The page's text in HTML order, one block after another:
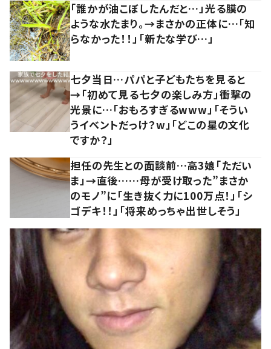
「誰かが油こぼしたんだと…」光る膜の
ような水たまり。→まさかの正体に…「知
らなかった！！」「新たな学び…」
七夕当日…パパと子どもたちを見ると
→「初めて見る七夕の楽しみ方」衝撃の
光景に…「おもろすぎるwww」「そうい
うイベントだっけ？w」「どこの星の文化
ですか？」
担任の先生との面談前…高3娘「ただい
ま」→直後……母が受け取った”まさか
のモノ”に「生き抜く力に100万点！」「シ
ゴデキ！！」「将来めっちゃ出世しそう」